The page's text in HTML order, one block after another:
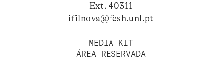
Ext. 40311
ifilnova@fcsh.unl.pt
MEDIA KIT
ÁREA RESERVADA